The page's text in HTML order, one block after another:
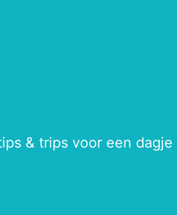
& trips voor een